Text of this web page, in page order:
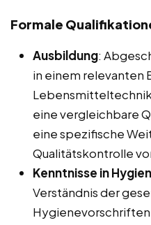
Formale
Ausbildung:
in einem relevanten
eine vergleichbare
eine spezifische
Qualitätskontrolle
Kenntnisse in
Verständnis der
Hygienevorschriften